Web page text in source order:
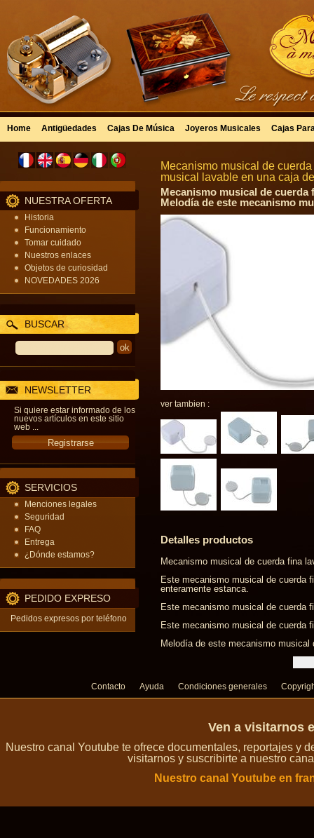
Home Antigüedades Cajas De Música Joyeros Musicales Cajas
NUESTRA OFERTA
Historia
Funcionamiento
Tomar cuidado
Nuestros enlaces
Objetos de curiosidad
NOVEDADES 2026
BUSCAR
NEWSLETTER
Si quiere estar informado de los
nuevos artículos en este sitio
web ...
SERVICIOS
Menciones legales
Seguridad
FAQ
Entrega
¿Dónde estamos?
PEDIDO EXPRESO
Pedidos expresos por teléfono
Mecanismo musical de
musical lavable en una caja
Mecanismo musical de
Melodía de este mecanismo
ver tambien :
Detalles productos
Mecanismo musical de cuerda fina
Este mecanismo musical de cuerda
enteramente estanca.
Este mecanismo musical de cuerda
Este mecanismo musical de cuerda
Melodía de este mecanismo musical
Contacto Ayuda Condiciones generales
Ven a visitarnos
Nuestro canal Youtube te ofrece documentales, reportajes y
visitarnos y suscribirte a nuestro
Nuestro canal Youtube en